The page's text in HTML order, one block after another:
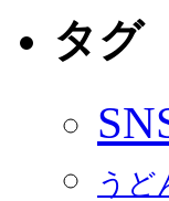
タグ
うど